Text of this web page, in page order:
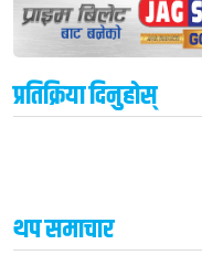
प्रतिक्रिया दिनुहोस्
थप समाचार